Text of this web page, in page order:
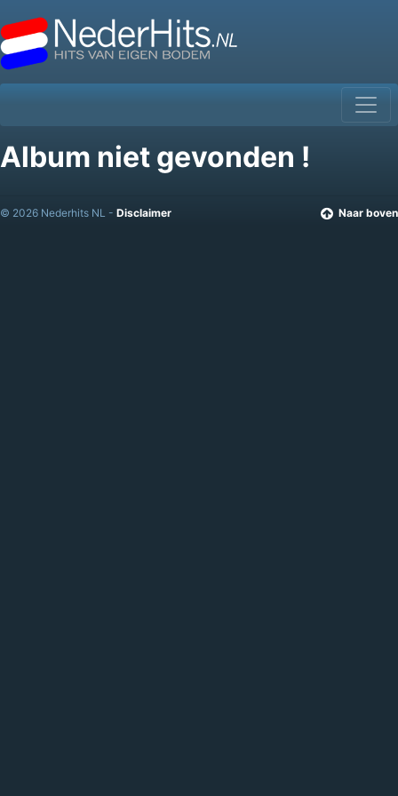
Album niet gevonden !
Naar boven
© 2026 Nederhits NL - Disclaimer